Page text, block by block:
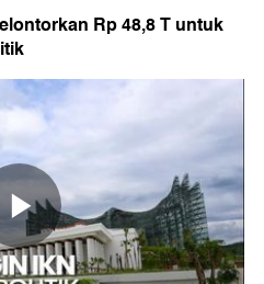
Rp 48,8 T untuk